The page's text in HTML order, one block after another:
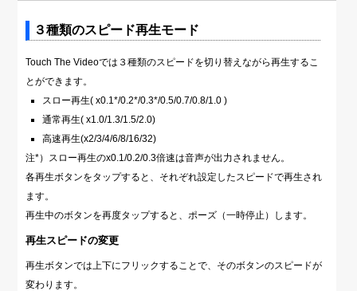
３種類のスピード再生モード
Touch The Videoでは３種類のスピードを切り替えながら再生するこ
とができます。
スロー再生( x0.1*/0.2*/0.3*/0.5/0.7/0.8/1.0 )
通常再生( x1.0/1.3/1.5/2.0)
高速再生(x2/3/4/6/8/16/32)
注*）スロー再生のx0.1/0.2/0.3倍速は音声が出力されません。
各再生ボタンをタップすると、それぞれ設定したスピードで再生され
ます。
再生中のボタンを再度タップすると、ポーズ（一時停止）します。
再生スピードの変更
再生ボタンでは上下にフリックすることで、そのボタンのスピードが
変わります。